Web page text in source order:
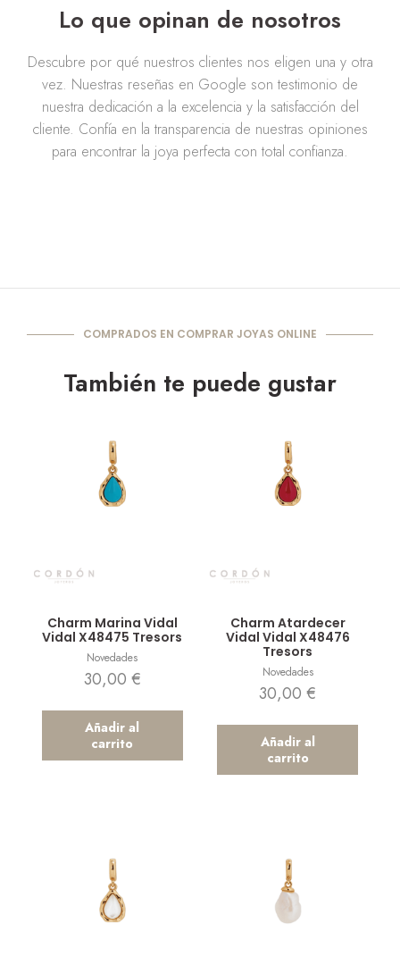
Lo que opinan de nosotros
Descubre por qué nuestros clientes nos eligen una y otra
vez. Nuestras reseñas en Google son testimonio de
nuestra dedicación a la excelencia y la satisfacción del
cliente. Confía en la transparencia de nuestras opiniones
para encontrar la joya perfecta con total confianza.
COMPRADOS EN COMPRAR JOYAS ONLINE
También te puede gustar
Charm Marina Vidal
Vidal X48475 Tresors
Novedades
30,00 €
Añadir al
carrito
Charm Atardecer
Vidal Vidal X48476
Tresors
Novedades
30,00€
Añadir al
carrito